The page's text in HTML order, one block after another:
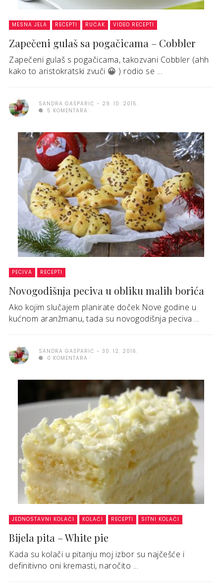
MESNA JELA RECEPTI RUČAK VIDEO RECEPTI
Zapečeni gulaš sa pogačicama – Cobbler
Zapečeni gulaš s pogačicama, takozvani Cobbler (ahh
kako to aristokratski zvuči 😀 ) rodio se ...
SANDRA GAŠPARIĆ
29. 10. 2015.
5 KOMENTARA
PECIVA RECEPTI
Novogodišnja peciva u obliku malih borića
Ako kojim slučajem planirate doček Nove godine u
kućnom aranžmanu, tada su novogodišnja peciva ...
SANDRA GAŠPARIĆ
30. 12. 2016.
0 KOMENTARA
JEDNOSTAVNI KOLAČI KOLAČI RECEPTI SITNI KOLAČI
Bijela pita – White pie
Kada su kolači u pitanju moj izbor su najčešće i
definitivno oni kremasti, naročito ...